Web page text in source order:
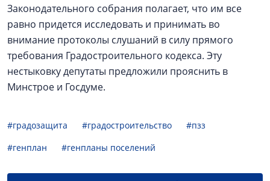
Законодательного собрания полагает, что им все
равно придется исследовать и принимать во
внимание протоколы слушаний в силу прямого
требования Градостроительного кодекса. Эту
нестыковку депутаты предложили прояснить в
Минстрое и Госдуме.
#градозащита #градостроительство
#пзз
#генплан
#генпланы поселений